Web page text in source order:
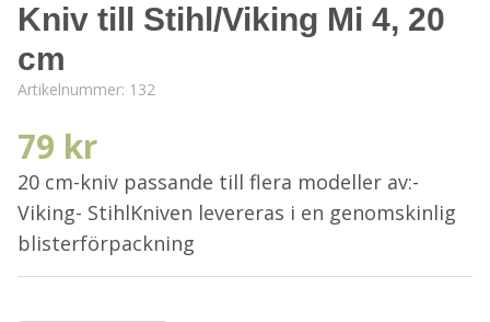
Kniv till Stihl/Viking Mi 4, 20
cm
Artikelnummer: 132
79 kr
20 cm-kniv passande till flera modeller av:-
Viking- StihlKniven levereras i en genomskinlig
blisterförpackning